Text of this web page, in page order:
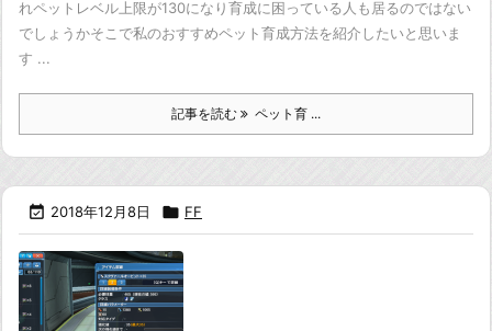
れペットレベル上限が130になり育成に困っている人も居るのではない
でしょうかそこで私のおすすめペット育成方法を紹介したいと思いま
す ...
記事を読む ペット育 ...
 2018年12月8日  FF